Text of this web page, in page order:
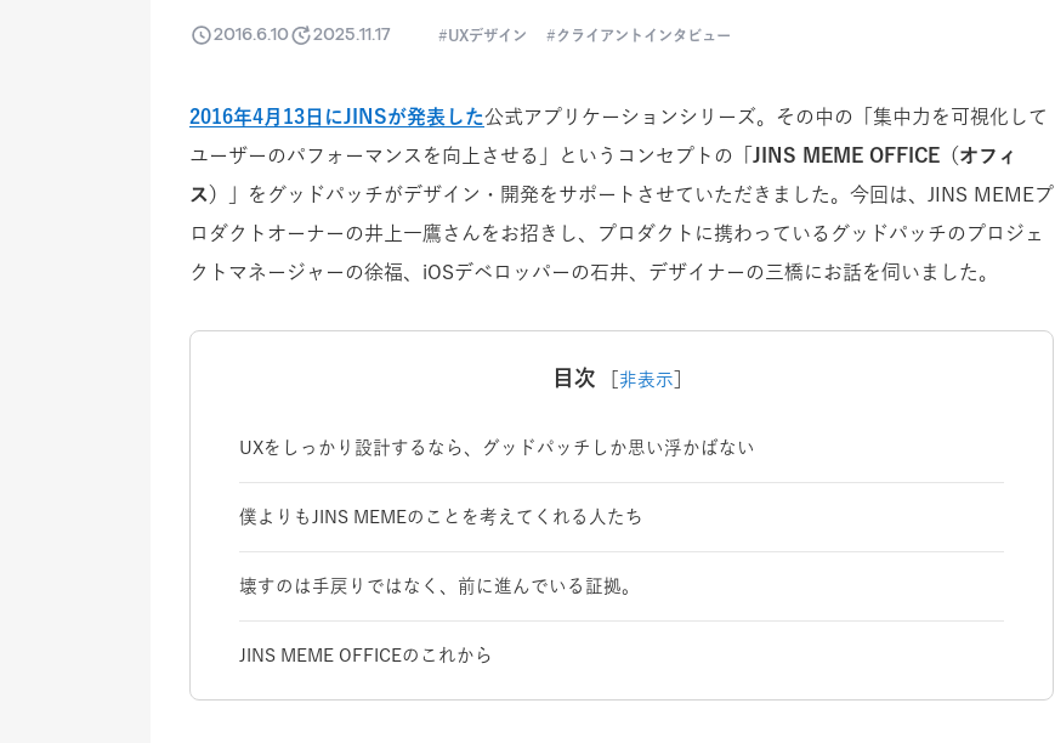
2016.6.10 2025.11.17 UXデザイン クライアントインタビュー
2016年4月13日にJINSが発表した公式アプリケーションシリーズ。その中の「集中力を可視化して
ユーザーのパフォーマンスを向上させる」というコンセプトの「
JINS MEME OFFICE（オフィ
ス）
」をグッドパッチがデザイン・開発をサポートさせていただきました。今回は、JINS MEMEプ
ロダクトオーナーの井上一鷹さんをお招きし、プロダクトに携わっているグッドパッチのプロジェ
クトマネージャーの徐福、iOSデベロッパーの石井、デザイナーの三橋にお話を伺いました。
目次 非表示
UXをしっかり設計するなら、グッドパッチしか思い浮かばない
僕よりもJINS MEMEのことを考えてくれる人たち
壊すのは手戻りではなく、前に進んでいる証拠。
JINS MEME OFFICEのこれから